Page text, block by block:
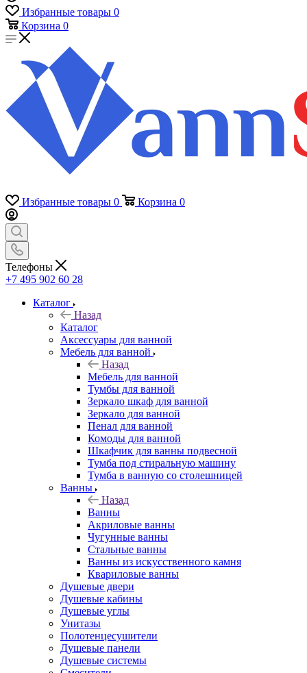
Избранные товары 0
Корзина 0
Избранные товары 0 Корзина 0
Телефоны
+7 495 902 60 28
Каталог
Назад
Каталог
Аксессуары для ванной
Мебель для ванной
Назад
Мебель для ванной
Тумбы для ванной
Зеркало шкаф для ванной
Зеркало для ванной
Пенал для ванной
Комоды для ванной
Шкафчик для ванны подвесной
Тумба под стиральную машину
Тумба в ванную со столешницей
Ванны
Назад
Ванны
Акриловые ванны
Чугунные ванны
Стальные ванны
Ванны из искусственного камня
Квариловые ванны
Душевые двери
Душевые кабины
Душевые углы
Унитазы
Полотенцесушители
Душевые панели
Душевые системы